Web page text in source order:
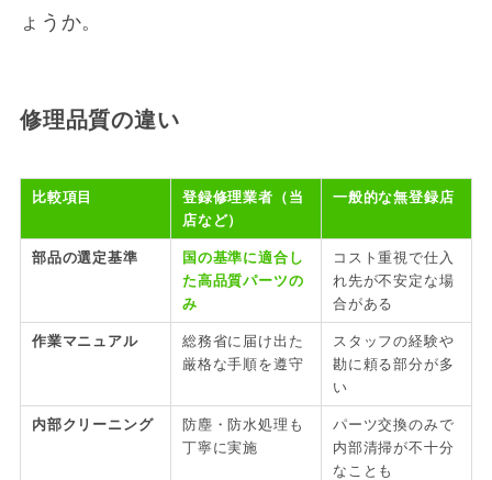
ょうか。
修理品質の違い
比較項目
登録修理業者（当
店など）
一般的な無登録店
部品の選定基準
国の基準に適合し
た高品質パーツの
み
コスト重視で仕入
れ先が不安定な場
合がある
作業マニュアル
総務省に届け出た
厳格な手順を遵守
スタッフの経験や
勘に頼る部分が多
い
内部クリーニング
防塵・防水処理も
丁寧に実施
パーツ交換のみで
内部清掃が不十分
なことも